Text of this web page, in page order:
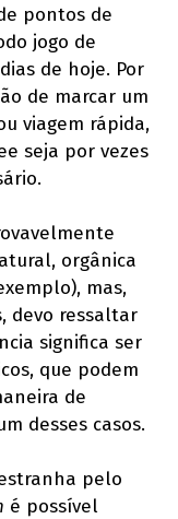
pontos de
jogo de
de hoje. Por
de marcar um
viagem rápida,
seja por vezes
orgânica
mas,
devo ressaltar
significa ser
que podem
de
desses casos.
pelo
é possível